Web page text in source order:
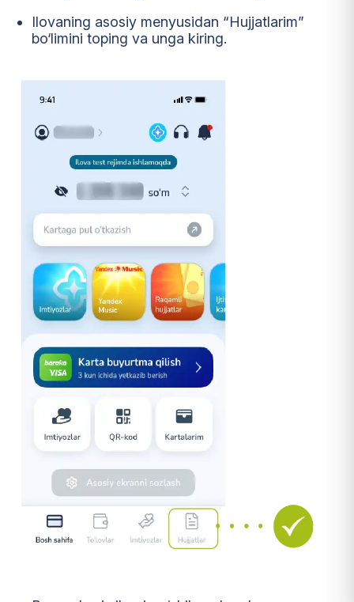
Ilovaning asosiy menyusidan “Hujjatlarim”
bo‘limini toping va unga kiring.